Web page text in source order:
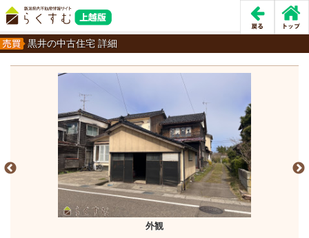
黒井の中古住宅 詳細
外観